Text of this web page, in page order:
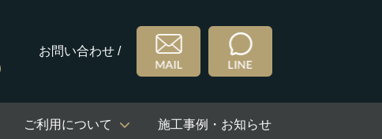
お問い合わせ /
ご利用について 施工事例・お知らせ